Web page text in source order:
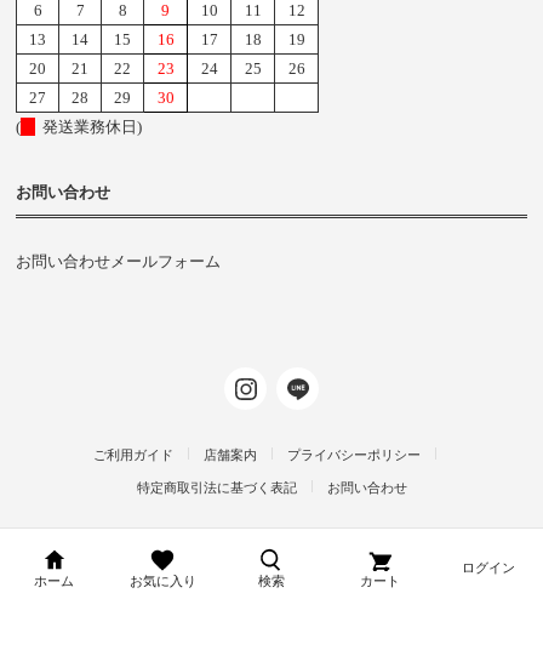
6
7 8 9 10 11
12
13
14 15 16 17 18
19
20
21 22 23 24 25
26
27
28 29
30
(
発送業務休日)
お問い合わせ
お問い合わせメールフォーム
ご利用ガイド 店舗案内 プライバシーポリシー
特定商取引法に基づく表記 お問い合わせ
d-arms-shop.jp
ホーム お気に入り 検索 カート
ログイン